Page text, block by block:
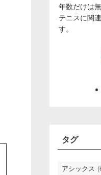
年数だけは
テニスに関
す。
タグ
アシックス